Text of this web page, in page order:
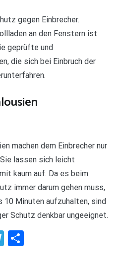
gegen Einbrecher.
an den Fenstern ist
geprüfte und
die sich bei Einbruch der
machen dem Einbrecher nur
lassen sich leicht
kaum auf. Da es beim
immer darum gehen muss,
10 Minuten aufzuhalten, sind
Schutz denkbar ungeeignet.
Telegram